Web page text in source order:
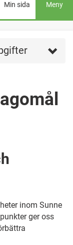
Min sida Meny
inom Sunne
ger oss